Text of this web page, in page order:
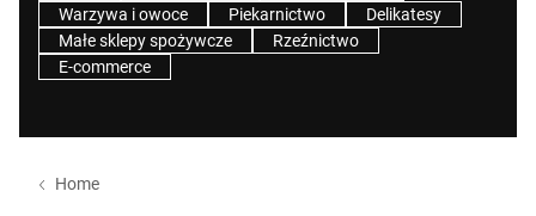
Warzywa i owoce
Piekarnictwo
Delikatesy
Małe sklepy spożywcze
Rzeźnictwo
E-commerce
Home